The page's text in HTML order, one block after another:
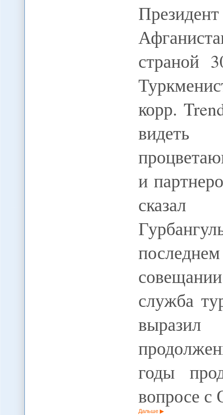
страной
корр.
видеть
и
сказал
служба
выразил
годы
вопросе
Дальше